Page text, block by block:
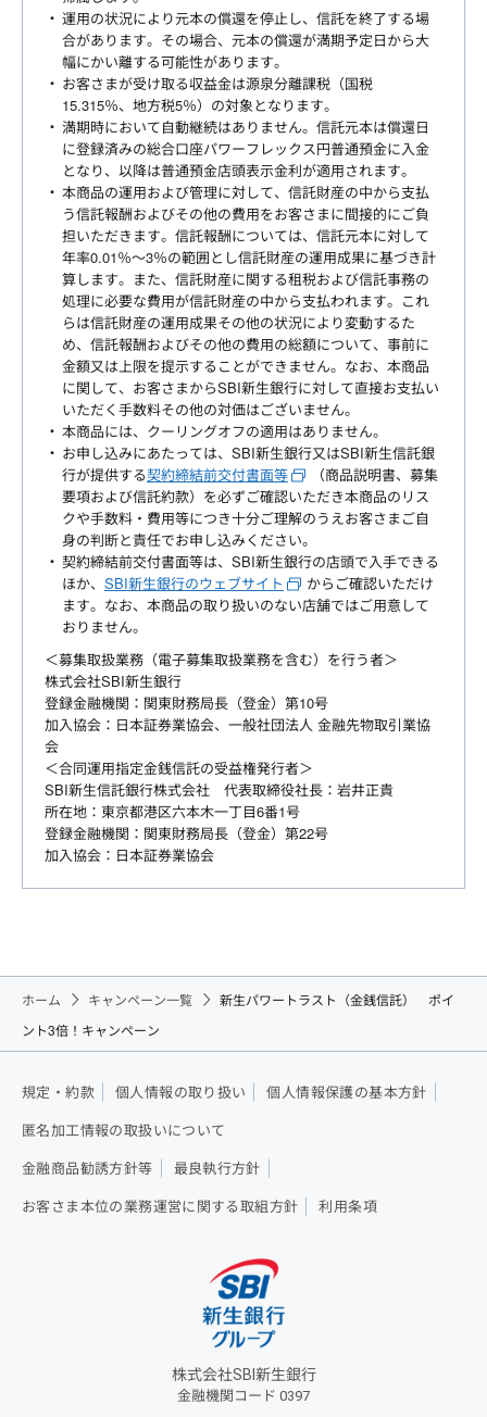
運用の状況により元本の償還を停止し、信託を終了する場
合があります。その場合、元本の償還が満期予定日から大
幅にかい離する可能性があります。
お客さまが受け取る収益金は源泉分離課税（国税
15.315％、地方税5％）の対象となります。
満期時において自動継続はありません。信託元本は償還日
に登録済みの総合口座パワーフレックス円普通預金に入金
となり、以降は普通預金店頭表示金利が適用されます。
本商品の運用および管理に対して、信託財産の中から支払
う信託報酬およびその他の費用をお客さまに間接的にご負
担いただきます。信託報酬については、信託元本に対して
年率0.01％～3％の範囲とし信託財産の運用成果に基づき計
算します。また、信託財産に関する租税および信託事務の
処理に必要な費用が信託財産の中から支払われます。これ
らは信託財産の運用成果その他の状況により変動するた
め、信託報酬およびその他の費用の総額について、事前に
金額又は上限を提示することができません。なお、本商品
に関して、お客さまからSBI新生銀行に対して直接お支払い
いただく手数料その他の対価はございません。
本商品には、クーリングオフの適用はありません。
お申し込みにあたっては、SBI新生銀行又はSBI新生信託銀
行が提供する契約締結前交付書面等
（商品説明書、募集
要項および信託約款）を必ずご確認いただき本商品のリス
クや手数料・費用等につき十分ご理解のうえお客さまご自
身の判断と責任でお申し込みください。
契約締結前交付書面等は、SBI新生銀行の店頭で入手できる
ほか、 SBI新生銀行のウェブサイト
からご確認いただけ
ます。なお、本商品の取り扱いのない店舗ではご用意して
おりません。
＜募集取扱業務（電子募集取扱業務を含む）を行う者＞
株式会社SBI新生銀行
登録金融機関：関東財務局長（登金）第10号
加入協会：日本証券業協会、一般社団法人 金融先物取引業協
会
＜合同運用指定金銭信託の受益権発行者＞
SBI新生信託銀行株式会社 代表取締役社長：岩井正貴
所在地：東京都港区六本木一丁目6番1号
登録金融機関：関東財務局長（登金）第22号
加入協会：日本証券業協会
ホーム キャンペーン一覧
新生パワートラスト（金銭信託） ポイ
ント3倍！キャンペーン
規定・約款 個人情報の取り扱い 個人情報保護の基本方針
匿名加工情報の取扱いについて
金融商品勧誘方針等 最良執行方針
お客さま本位の業務運営に関する取組方針 利用条項
株式会社SBI新生銀行
金融機関コード 0397